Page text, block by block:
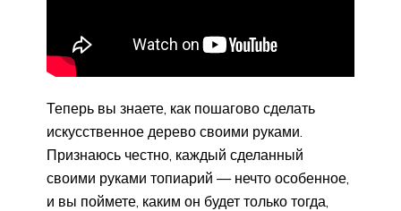
Теперь вы знаете, как пошагово сделать
искусственное дерево своими руками.
Признаюсь честно, каждый сделанный
своими руками топиарий — нечто особенное,
и вы поймете, каким он будет только тогда,